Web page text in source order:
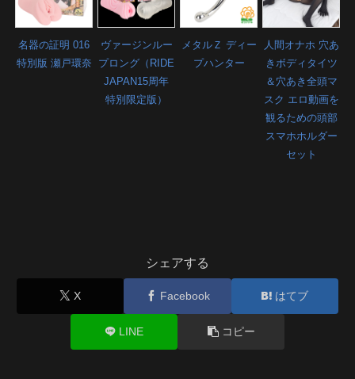
名器の証明 016
特別版 瀬戸環奈
ヴァージンルー
プロング（RIDE
JAPAN15周年
特別限定版）
メタルＺ ディー
プハンター
人間オナホ 穴あ
きボディタイツ
＆穴あき全頭マ
スク エロ動画を
観るための頭部
スマホホルダー
セット
シェアする
X Facebook はてブ
LINE コピー